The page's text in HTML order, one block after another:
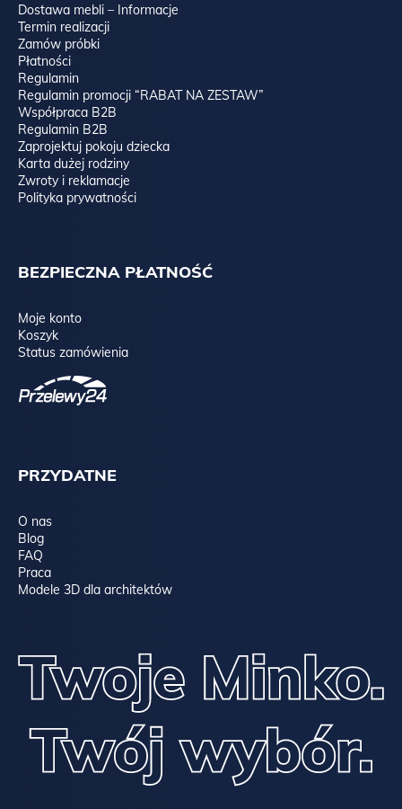
Dostawa mebli – Informacje
Termin realizacji
Zamów próbki
Płatności
Regulamin
Regulamin promocji “RABAT NA ZESTAW”
Współpraca B2B
Regulamin B2B
Zaprojektuj pokoju dziecka
Karta dużej rodziny
Zwroty i reklamacje
Polityka prywatności
BEZPIECZNA PŁATNOŚĆ
Moje konto
Koszyk
Status zamówienia
PRZYDATNE
O nas
Blog
FAQ
Praca
Modele 3D dla architektów